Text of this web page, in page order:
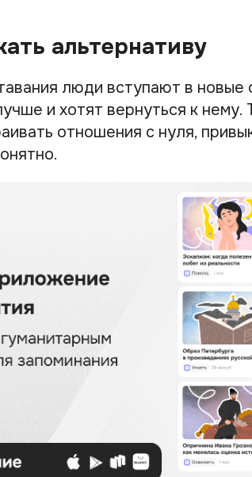
альтернативу
люди вступают в новые
и хотят вернуться к нему.
отношения с нуля,